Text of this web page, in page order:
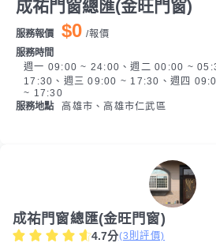
成祐門窗總匯(金旺門窗)
服務報價 $0 /報價
服務時間
週一 09:00 ~ 24:00、週二 00:00 ~
17:30、週三 09:00 ~ 17:30、週四
~ 17:30
服務地點
高雄市、高雄市仁武區
成祐門窗總匯(金旺門窗)
4.7分(3 則評價)